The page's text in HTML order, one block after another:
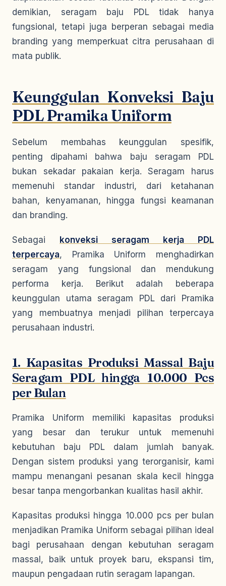
demikian, seragam baju PDL tidak hanya
fungsional, tetapi juga berperan sebagai media
branding yang memperkuat citra perusahaan di
mata publik.
Keunggulan Konveksi Baju
PDL Pramika Uniform
Sebelum membahas keunggulan spesifik,
penting dipahami bahwa baju seragam PDL
bukan sekadar pakaian kerja. Seragam harus
memenuhi standar industri, dari ketahanan
bahan, kenyamanan, hingga fungsi keamanan
dan branding.
Sebagai
konveksi seragam kerja PDL
terpercaya, Pramika Uniform menghadirkan
seragam yang fungsional dan mendukung
performa kerja. Berikut adalah beberapa
keunggulan utama seragam PDL dari Pramika
yang membuatnya menjadi pilihan terpercaya
perusahaan industri.
1. Kapasitas Produksi Massal Baju
Seragam PDL hingga 10.000 Pcs
per Bulan
Pramika Uniform memiliki kapasitas produksi
yang besar dan terukur untuk memenuhi
kebutuhan baju PDL dalam jumlah banyak.
Dengan sistem produksi yang terorganisir, kami
mampu menangani pesanan skala kecil hingga
besar tanpa mengorbankan kualitas hasil akhir.
Kapasitas produksi hingga 10.000 pcs per bulan
menjadikan Pramika Uniform sebagai pilihan ideal
bagi perusahaan dengan kebutuhan seragam
massal, baik untuk proyek baru, ekspansi tim,
maupun pengadaan rutin seragam lapangan.